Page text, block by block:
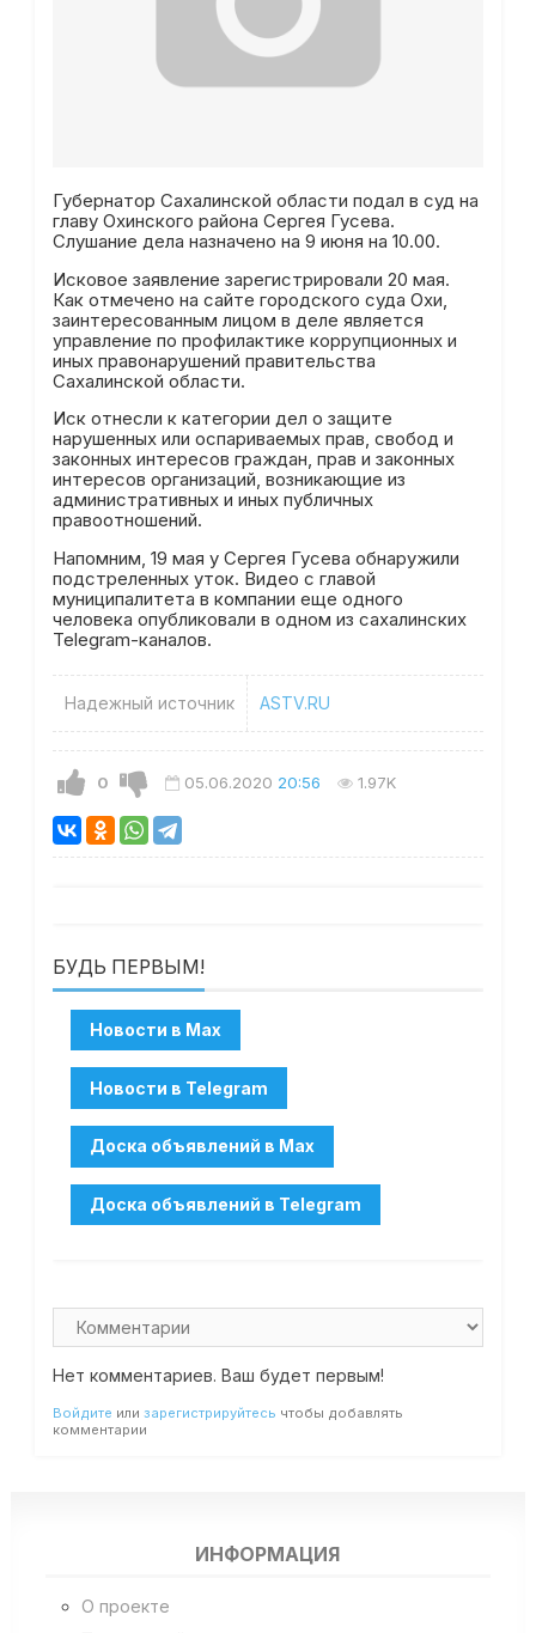
Губернатор Сахалинской области подал в суд на
главу Охинского района Сергея Гусева.
Слушание дела назначено на 9 июня на 10.00.
Исковое заявление зарегистрировали 20 мая.
Как отмечено на сайте городского суда Охи,
заинтересованным лицом в деле является
управление по профилактике коррупционных и
иных правонарушений правительства
Сахалинской области.
Иск отнесли к категории дел о защите
нарушенных или оспариваемых прав, свобод и
законных интересов граждан, прав и законных
интересов организаций, возникающие из
административных и иных публичных
правоотношений.
Напомним, 19 мая у Сергея Гусева обнаружили
подстреленных уток. Видео с главой
муниципалитета в компании еще одного
человека опубликовали в одном из сахалинских
Telegram-каналов.
Надежный источник ASTV.RU
0 05.06.2020 20:56 1.97K
БУДЬ ПЕРВЫМ!
Нет комментариев. Ваш будет первым!
Войдите или зарегистрируйтесь чтобы добавлять
комментарии
ИНФОРМАЦИЯ
О проекте